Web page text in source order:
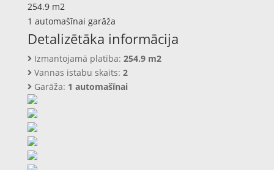
254.9 m2
1 automašīnai garāža
Detalizētāka informācija
Izmantojamā platība: 254.9 m2
Vannas istabu skaits: 2
Garāža: 1 automašīnai